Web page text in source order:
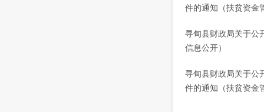
件的通知（扶贫资金
寻甸县财政局关于公
信息公开）
寻甸县财政局关于公
件的通知（扶贫资金